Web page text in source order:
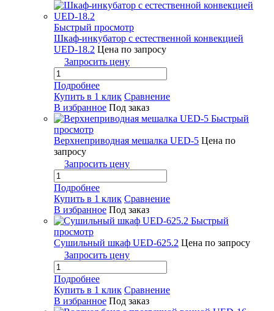
Быстрый просмотр
Шкаф-инкубатор с естественной конвекцией
UED-18.2 Цена по запросу
Запросить цену
Подробнее
Купить в 1 клик Сравнение
В избранное Под заказ
Быстрый
просмотр
Верхнеприводная мешалка UED-5 Цена по
запросу
Запросить цену
Подробнее
Купить в 1 клик Сравнение
В избранное Под заказ
Быстрый
просмотр
Сушильный шкаф UED-625.2 Цена по запросу
Запросить цену
Подробнее
Купить в 1 клик Сравнение
В избранное Под заказ